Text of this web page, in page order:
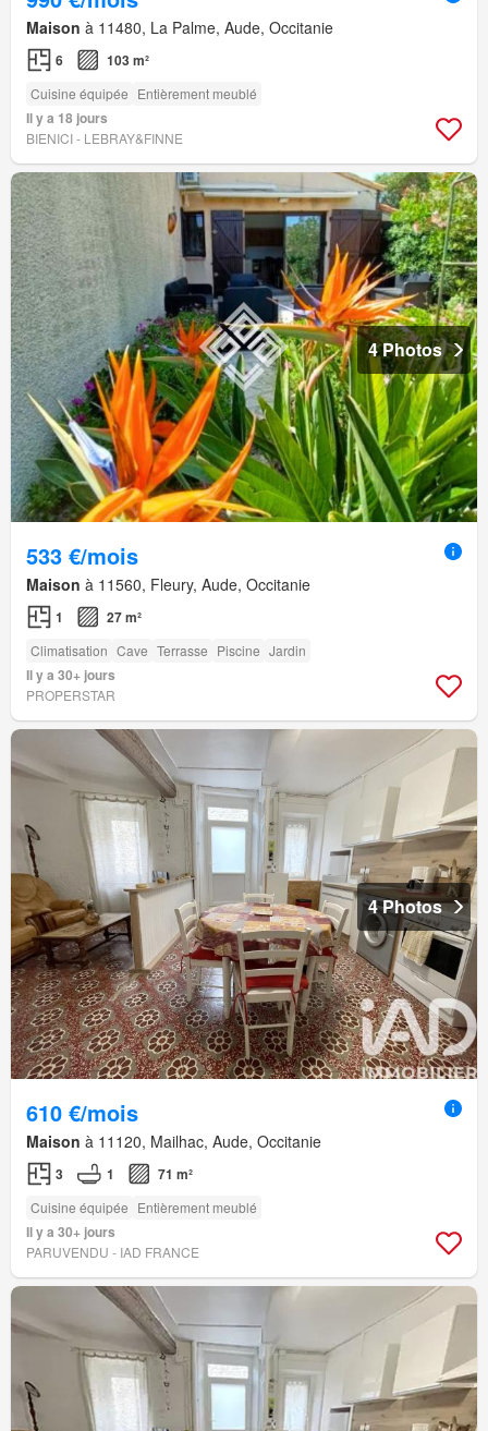
Maison à 11480, La Palme, Aude, Occitanie
6 103 m²
Cuisine équipée Entièrement meublé
Il y a 18 jours
BIENICI - LEBRAY&FINNE
4 Photos
533 €/mois
Maison à 11560, Fleury, Aude, Occitanie
1 27 m²
Climatisation Cave Terrasse Piscine Jardin
Il y a 30+ jours
PROPERSTAR
4 Photos
610 €/mois
Maison à 11120, Mailhac, Aude, Occitanie
3 1 71 m²
Cuisine équipée Entièrement meublé
Il y a 30+ jours
PARUVENDU - IAD FRANCE